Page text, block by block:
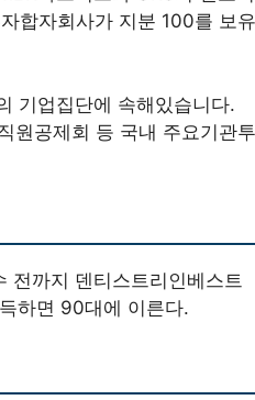
합자회사가 지분 100를 보유
기업집단에 속해있습니다.
원공제회 등 국내 주요기관투
전까지 덴티스트리인베스트
하면 90대에 이른다.